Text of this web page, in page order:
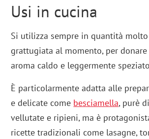
Usi in cucina
Si utilizza sempre in quantità
grattugiata al momento, per
aroma caldo e leggermente
È particolarmente adatta alle
e delicate come besciamella, purè
vellutate e ripieni, ma è
ricette tradizionali come lasagne,